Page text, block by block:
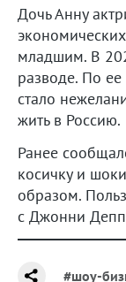
Дочь Анну
младшим. В
разводе. По
стало
жить в Россию.
Ранее
косичку и
образом.
с Джонни
#шоу-